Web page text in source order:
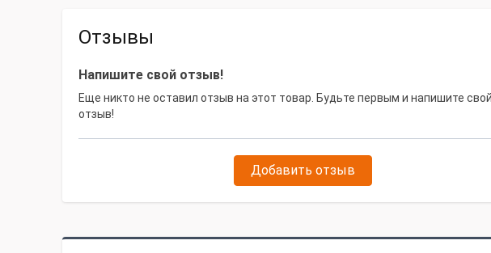
Отзывы
Напишите свой отзыв!
Еще никто не оставил отзыв на этот товар. Будьте первым и напишите свой
отзыв!
Добавить отзыв